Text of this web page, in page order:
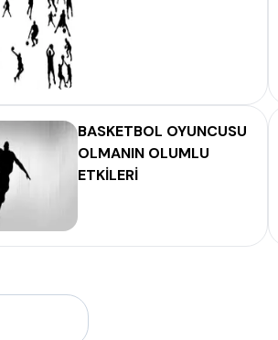
BASKETBOL OYUNCUSU
OLMANIN OLUMLU
ETKİLERİ